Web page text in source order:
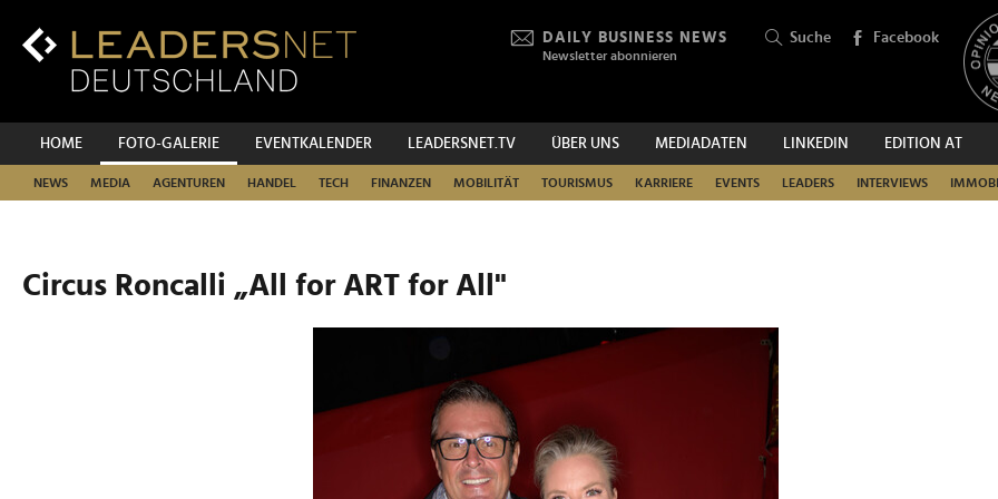
Inhalt
Hauptnavigation
DAILY BUSINESS NEWS
Newsletter abonnieren
Suche Facebook
HOME FOTO-GALERIE EVENTKALENDER LEADERSNET.TV ÜBER UNS MEDIADATEN LINKEDIN EDITION AT
NEWS MEDIA AGENTUREN HANDEL TECH FINANZEN MOBILITÄT TOURISMUS KARRIERE EVENTS LEADERS INTERVIEWS
SUCHEN
Circus Roncalli „All for ART for All"